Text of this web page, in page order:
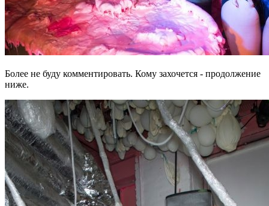
Более не буду комментировать. Кому захочется - продолжение
ниже.